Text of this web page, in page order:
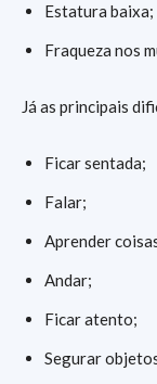
Estatura baixa;
Fraqueza nos
Já as principais
Ficar sentada;
Falar;
Aprender
Andar;
Ficar atento;
Segurar